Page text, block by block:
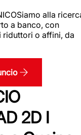
alla
a banco, con
riduttori o affini, da
2D I